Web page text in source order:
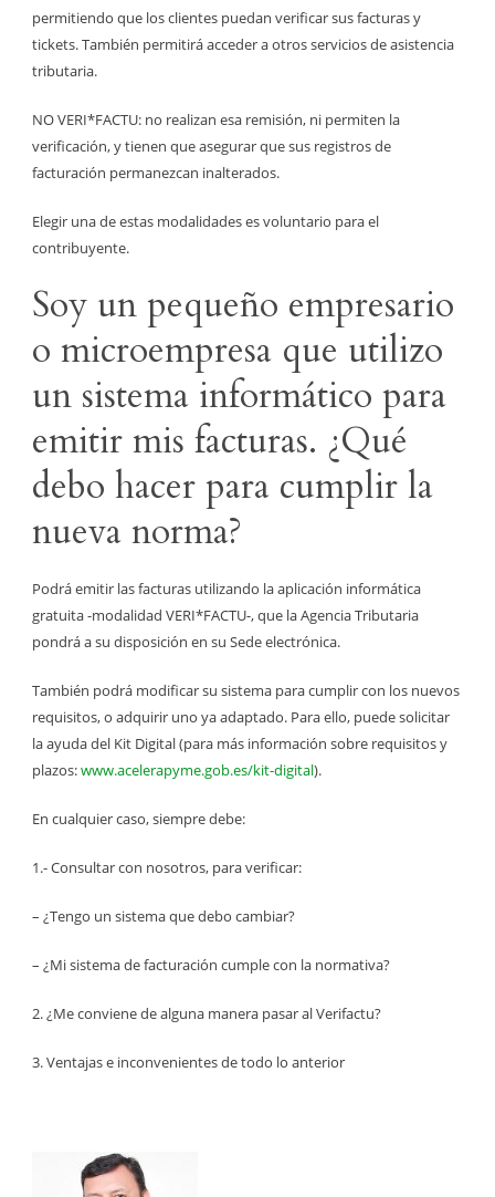
permitiendo que los clientes puedan verificar sus facturas y
tickets. También permitirá acceder a otros servicios de asistencia
tributaria.
NO VERI*FACTU: no realizan esa remisión, ni permiten la
verificación, y tienen que asegurar que sus registros de
facturación permanezcan inalterados.
Elegir una de estas modalidades es voluntario para el
contribuyente.
Soy un pequeño empresario
o microempresa que utilizo
un sistema informático para
emitir mis facturas. ¿Qué
debo hacer para cumplir la
nueva norma?
Podrá emitir las facturas utilizando la aplicación informática
gratuita -modalidad VERI*FACTU-, que la Agencia Tributaria
pondrá a su disposición en su Sede electrónica.
También podrá modificar su sistema para cumplir con los nuevos
requisitos, o adquirir uno ya adaptado. Para ello, puede solicitar
la ayuda del Kit Digital (para más información sobre requisitos y
plazos:www.acelerapyme.gob.es/kit-digital).
En cualquier caso, siempre debe:
1.- Consultar con nosotros, para verificar:
– ¿Tengo un sistema que debo cambiar?
– ¿Mi sistema de facturación cumple con la normativa?
2. ¿Me conviene de alguna manera pasar al Verifactu?
3. Ventajas e inconvenientes de todo lo anterior